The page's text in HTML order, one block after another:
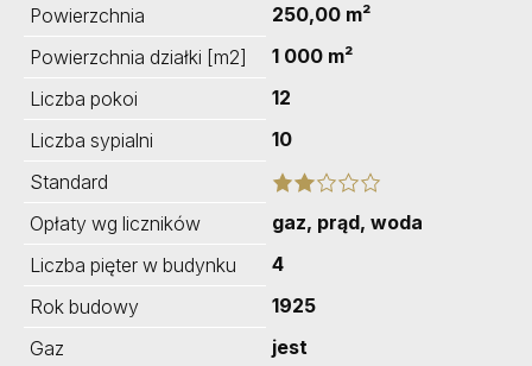
Powierzchnia
250,00 m²
Powierzchnia działki [m2]
1 000 m²
Liczba pokoi
12
Liczba sypialni
10
Standard
Opłaty wg liczników
gaz, prąd, woda
Liczba pięter w budynku
4
Rok budowy
1925
Gaz
jest